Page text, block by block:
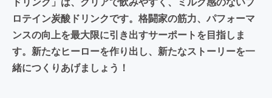
ロテイン炭酸ドリンクです。格闘家の筋力、パフォーマ
ンスの向上を最大限に引き出すサーポートを目指しま
す。新たなヒーローを作り出し、新たなストーリーを一
緒につくりあげましょう！